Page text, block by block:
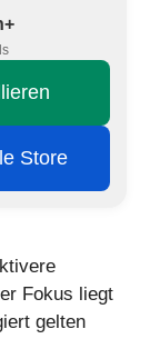
Store
Fokus liegt
gelten